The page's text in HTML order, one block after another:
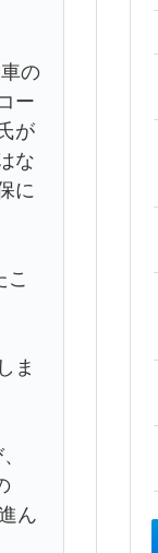
の
ー
が
な
に
ま
ん